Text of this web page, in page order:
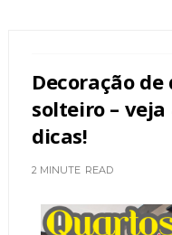
Decoração
solteiro – veja
dicas!
2 MINUTE READ